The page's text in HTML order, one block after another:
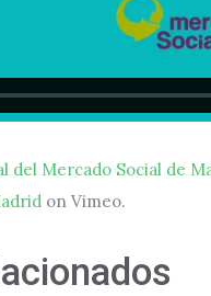
del Mercado Social de
on Vimeo.